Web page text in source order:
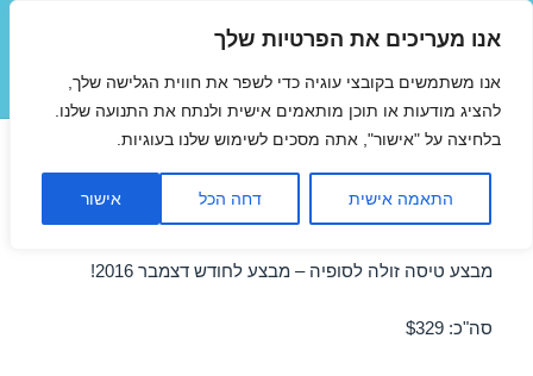
אנו מעריכים את הפרטיות שלך
אנו משתמשים בקובצי עוגיה כדי לשפר את חווית הגלישה שלך,
להציג מודעות או תוכן מותאמים אישית ולנתח את התנועה שלנו.
בלחיצה על "אישור", אתה מסכים לשימוש שלנו בעוגיות.
התאמה אישית דחה הכל אישור
תפריטים
ווידג'טים
טיסות זולות לסופיה בדצמבר
22/12/2016
מבצע טיסה זולה לסופיה – מבצע לחודש דצמבר 2016!
סה"כ: $329